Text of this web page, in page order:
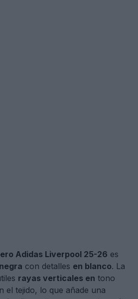
Adidas Liverpool 25-26 es
negra con detalles en blanco. La
rayas verticales en tono
el tejido, lo que añade una